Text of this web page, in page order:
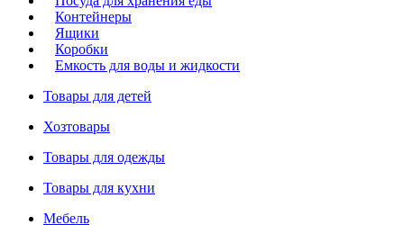
Контейнеры
Ящики
Коробки
Емкость для воды и жидкости
Товары для детей
Хозтовары
Товары для одежды
Товары для кухни
Мебель